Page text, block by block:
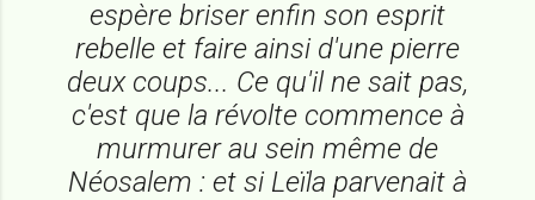
espère briser enfin son esprit
rebelle et faire ainsi d'une pierre
deux coups... Ce qu'il ne sait pas,
c'est que la révolte commence à
murmurer au sein même de
Néosalem : et si Leïla parvenait à